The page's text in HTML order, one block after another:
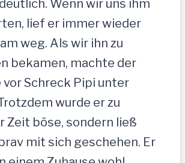
Wenn wir uns ihm
lief er immer wieder
weg. Als wir ihn zu
bekamen, machte der
vor Schreck Pipi unter
wurde er zu
Zeit böse, sondern ließ
mit sich geschehen. Er